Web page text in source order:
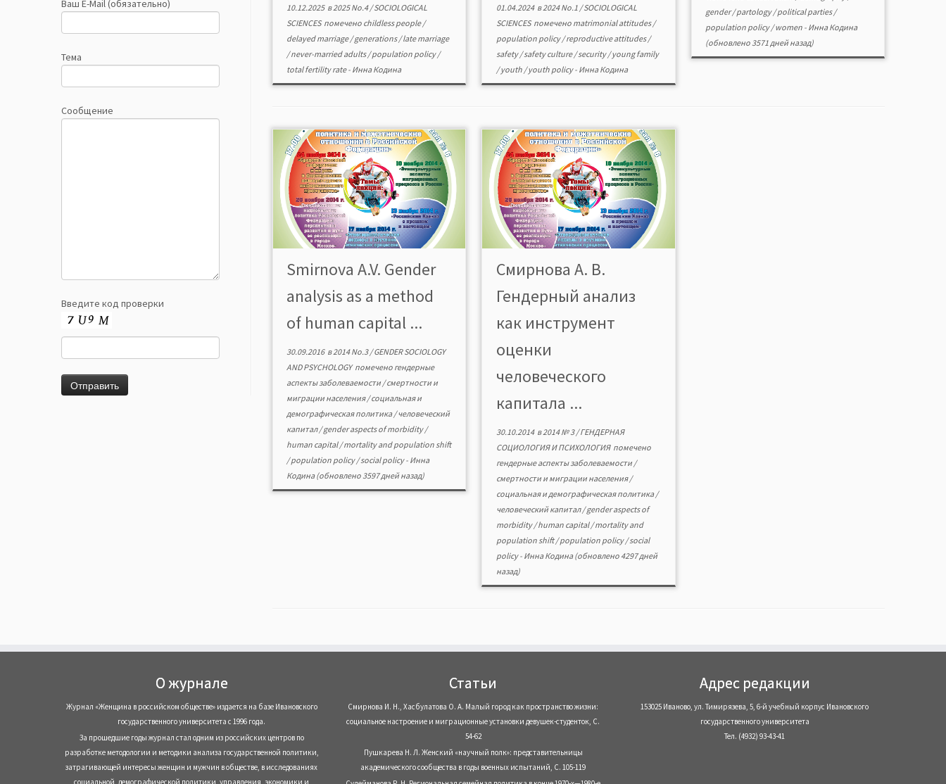
Ваш E-Mail (обязательно)
Тема
Сообщение
Введите код проверки
10.12.2025в2025 No.4/SOCIOLOGICAL
SCIENCES помечено childless people/
delayed marriage/generations/late marriage
/never-married adults/population policy/
total fertility rate- Инна Кодина
01.04.2024в2024 No.1 /SOCIOLOGICAL
SCIENCES помечено matrimonial attitudes/
population policy/reproductive attitudes/
safety/safety culture/security/young family
/youth /youth policy- Инна Кодина
gender/partology/political parties/
population policy/women - Инна Кодина
(обновлено 3571 дней назад)
Smirnova A.V. Gender
analysis as a method
of human capital ...
30.09.2016в2014 No.3/GENDER SOCIOLOGY
AND PSYCHOLOGY помечено гендерные
аспекты заболеваемости /смертности и
миграции населения/социальная и
демографическая политика/человеческий
капитал/gender aspects of morbidity/
human capital/mortality and population shift
/population policy/social policy- Инна
Кодина(обновлено 3597 дней назад)
Смирнова А. В.
Гендерный анализ
как инструмент
оценки
человеческого
капитала ...
30.10.2014в2014 № 3/ГЕНДЕРНАЯ
СОЦИОЛОГИЯ И ПСИХОЛОГИЯ помечено
гендерные аспекты заболеваемости /
смертности и миграции населения/
социальная и демографическая политика/
человеческий капитал/gender aspects of
morbidity/human capital/mortality and
population shift/population policy/social
policy- Инна Кодина(обновлено 4297 дней
назад)
О журнале
Журнал «Женщина в российском обществе» издается на базе Ивановского
государственного университета с 1996 года.
За прошедшие годы журнал стал одним из российских центров по
разработке методологии и методики анализа государственной политики,
затрагивающей интересы женщин и мужчин в обществе, в исследованиях
социальной, демографической политики, управления, экономики и
Статьи
Смирнова И. Н., Хасбулатова О. А. Малый город как пространство жизни:
социальное настроение и миграционные установки девушек-студенток, С.
54-62
Пушкарева Н. Л. Женский «научный полк»: представительницы
академического сообщества в годы военных испытаний, С. 105-119
Адрес редакции
153025 Иваново, ул. Тимирязева, 5, 6-й учебный корпус Ивановского
государственного университета
Тел. (4932) 93-43-41